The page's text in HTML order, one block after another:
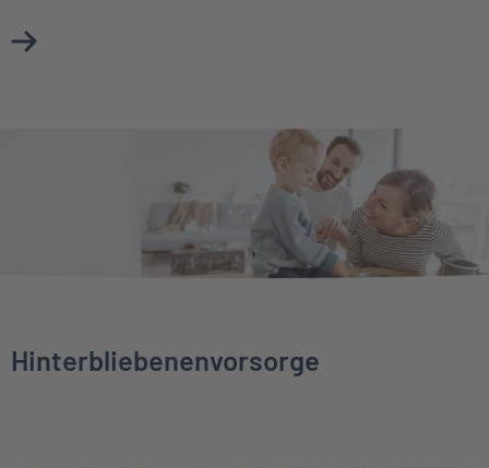
Mehr über Unfallversicherung erfahren
Hinterbliebenenvorsorge